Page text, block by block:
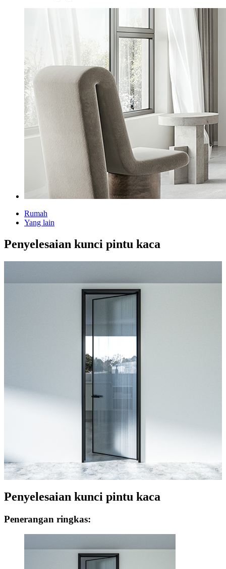
Rumah
Yang lain
Penyelesaian kunci pintu kaca
Penyelesaian kunci pintu kaca
Penerangan ringkas: